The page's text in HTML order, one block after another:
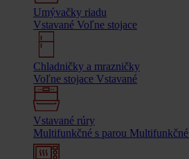
Umývačky riadu
Vstavané Voľne stojace
Chladničky a mrazničky
Voľne stojace Vstavané
Vstavané rúry
Multifunkčné s parou Multifunkčné